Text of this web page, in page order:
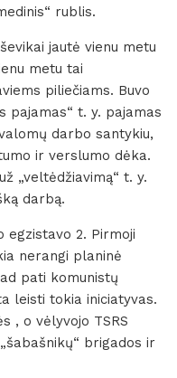
rublis.
jautė vienu metu
metu tai
piliečiams. Buvo
pajamas“ t. y. pajamas
darbo santykiu,
ir verslumo dėka.
„veltėdžiavimą“ t. y.
darbą.
egzistavo 2. Pirmoji
nerangi planinė
pati komunistų
leisti tokia iniciatyvas.
, o vėlyvojo TSRS
brigados ir